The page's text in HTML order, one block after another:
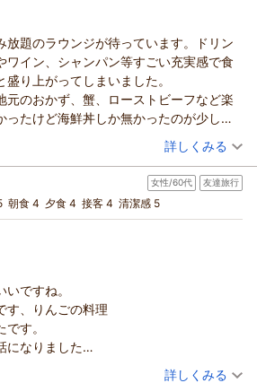
今までで一番」とのお言葉を頂戴し、
ることを心がけておりますので、その
、嬉しい限りでございます。
ル」とのお言葉、そしておすすめした
、スタッフ一同大きな励みとなりまし
いただけるよう精進してまいります。
委員会
（返信日：2026/04/22）
まざまな形で使っていたり、青森ならで
れも美味しくいただけました。旅程の都
しましたが、夕食を体験できなかったの
ったのは、スタッフの皆さんの温かい接
のじゃんけんに気持ちよく付き合ってい
と素直に思えるお宿でした。次回はぜひ
たいと思います。青森で家族旅行を考え
すめしたいです。
円(大人一人あたり/税込)
ランドからの返信
ただき、また心温まるご感想をお寄せ
ございます。
をお楽しみいただけたご様子に、スタ
蛇口からのりんごジュースを、温泉で
いただき、青森らしさをご体感いただ
ございます。
いただけたとのお言葉は、私どもにと
す。
かけし誠に申し訳ございませんでし
状態でご提供すべきところ、配慮が行
す。
底し、提供体制の見直しに努めてまい
放題のラウンジが待っています。ドリン
ワイン、シャンパン等すごい充実感で食
り上がってしまいました。
元のおかず、蟹、ローストビーフなど楽
ったけど海鮮丼しか無かったのが少し残
あり、温泉ではシャンプーバイキング。
でした。
も従業員の皆さんは忙しそうで、少しそ
宿泊者もたくさんいたので仕方がない
（投稿日：2026/04/06）
(団体旅行)
ンペーン】期間限定！「ズワイガニ食べ放題
グ星の金貨＞
和室 朝・夕
円(大人一人あたり/税込)
ランドからの返信
中から当ホテルをご利用いただき、誠
。
戴し、スタッフ一同大変励みになって
詳しくみる
女性/60代 友達旅行
朝食 4 夕食 4 接客 4 清潔感 5
ですね。
す、りんごの料理
す。
になりました
（投稿日：2026/03/29）
詳しくみる